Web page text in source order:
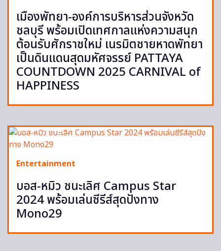
เมืองพัทยา-องค์การบริหารส่วนจังหวัด
ชลบุรี พร้อมเปิดเทศกาลแห่งความสนุก
ต้อนรับศักราชใหม่ เนรมิตชายหาดพัทยา
เป็นดินแดนสุดมหัศจรรย์ PATTAYA
COUNTDOWN 2025 CARNIVAL of
HAPPINESS
Entertainment
บอส-หมิว ชนะเลิศ Campus Star
2024 พร้อมเล่นซีรีส์สุดปังทาง
Mono29